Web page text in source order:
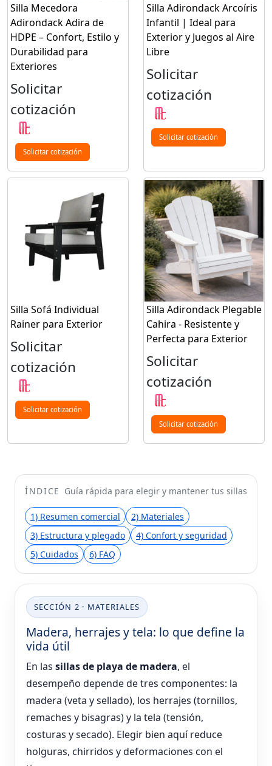
Silla Mecedora
Adirondack Adira de
HDPE – Confort, Estilo y
Durabilidad para
Exteriores
Solicitar
cotización
Solicitar cotización
Silla Adirondack Arcoíris
Infantil | Ideal para
Exterior y Juegos al Aire
Libre
Solicitar
cotización
Solicitar cotización
Silla Sofá Individual
Rainer para Exterior
Solicitar
cotización
Solicitar cotización
Silla Adirondack Plegable
Cahira - Resistente y
Perfecta para Exterior
Solicitar
cotización
Solicitar cotización
ÍNDICE Guía rápida para elegir y mantener tus sillas
1) Resumen comercial
2) Materiales
3) Estructura y plegado
4) Confort y seguridad
5) Cuidados
6) FAQ
SECCIÓN 2 · MATERIALES
Madera, herrajes y tela: lo que define la
vida útil
En lassillas de playa de madera, el
desempeño depende de tres componentes: la
madera (veta y sellado), los herrajes (tornillos,
remaches y bisagras) y la tela (tensión,
costuras y secado). Elegir bien aquí reduce
holguras, chirridos y deformaciones con el